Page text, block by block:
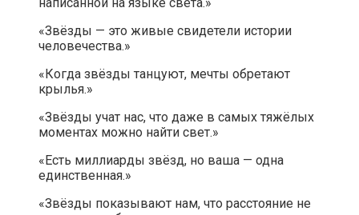
«Звёзды — это живые свидетели истории
человечества.»
«Когда звёзды танцуют, мечты обретают
крылья.»
«Звёзды учат нас, что даже в самых тяжёлых
моментах можно найти свет.»
«Есть миллиарды звёзд, но ваша — одна
единственная.»
«Звёзды показывают нам, что расстояние не